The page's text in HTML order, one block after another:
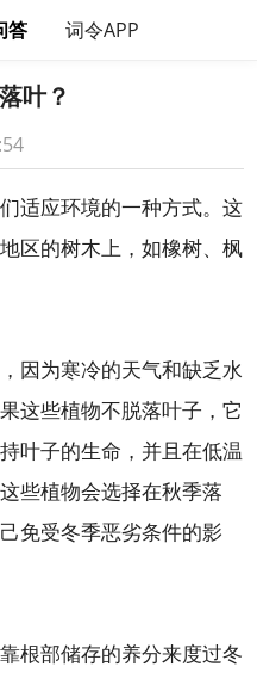
答 词令APP
叶？
适应环境的一种方式。这
区的树木上，如橡树、枫
因为寒冷的天气和缺乏水
这些植物不脱落叶子，它
叶子的生命，并且在低温
些植物会选择在秋季落
免受冬季恶劣条件的影
根部储存的养分来度过冬